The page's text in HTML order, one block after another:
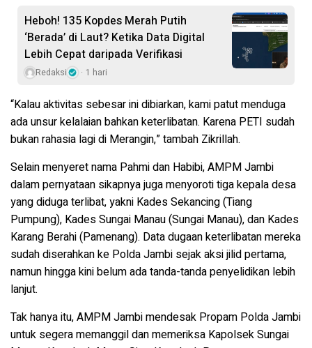
Heboh! 135 Kopdes Merah Putih
‘Berada’ di Laut? Ketika Data Digital
Lebih Cepat daripada Verifikasi
Redaksi 1 hari
“Kalau aktivitas sebesar ini dibiarkan, kami patut menduga
ada unsur kelalaian bahkan keterlibatan. Karena PETI sudah
bukan rahasia lagi di Merangin,” tambah Zikrillah.
Selain menyeret nama Pahmi dan Habibi, AMPM Jambi
dalam pernyataan sikapnya juga menyoroti tiga kepala desa
yang diduga terlibat, yakni Kades Sekancing (Tiang
Pumpung), Kades Sungai Manau (Sungai Manau), dan Kades
Karang Berahi (Pamenang). Data dugaan keterlibatan mereka
sudah diserahkan ke Polda Jambi sejak aksi jilid pertama,
namun hingga kini belum ada tanda-tanda penyelidikan lebih
lanjut.
Tak hanya itu, AMPM Jambi mendesak Propam Polda Jambi
untuk segera memanggil dan memeriksa Kapolsek Sungai